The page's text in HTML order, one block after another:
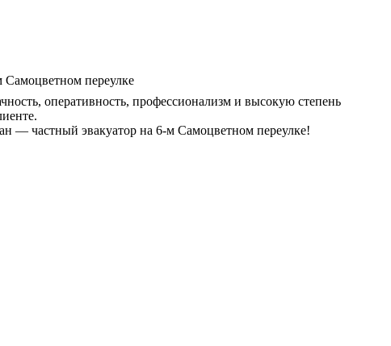
оперативность, профессионализм и высокую степень
— частный эвакуатор на 6-м Самоцветном переулке!